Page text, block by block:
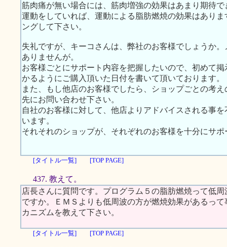
筋肉痛が無い場合には、筋肉増強の効果はあまり期待
運動をしていれば、運動による脂肪燃焼の効果はあり
ングして下さい。
失礼ですが、キーコさんは、弊社のお客様でしょうか
ありませんが。
お客様ごとにサポート内容を把握したいので、初めて
かるようにご購入頂いた日付を書いて頂いております。
また、もし他店のお客様でしたら、ショップごとの考
先にお問い合わせ下さい。
自社のお客様に対して、他店よりアドバイスされる事
います。
それそれのショップが、それぞれのお客様を十分にサ
[タイトル一覧] [TOP PAGE]
437. 教えて。
店長さんに質問です。プログラム５の脂肪燃焼って低
ですか。ＥＭＳよりも低周波の方が燃焼効果があるっ
カニズムを教えて下さい。
[タイトル一覧] [TOP PAGE]